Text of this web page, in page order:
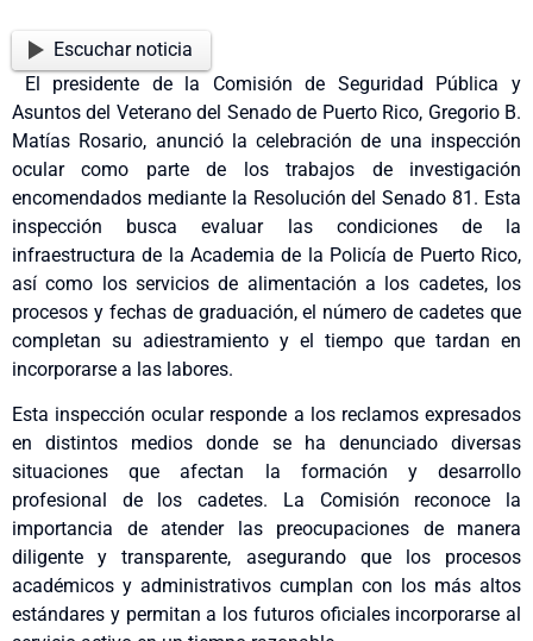
Escuchar noticia
El presidente de la Comisión de Seguridad Pública y
Asuntos del Veterano del Senado de Puerto Rico, Gregorio B.
Matías Rosario, anunció la celebración de una inspección
ocular como parte de los trabajos de investigación
encomendados mediante la Resolución del Senado 81. Esta
inspección busca evaluar las condiciones de la
infraestructura de la Academia de la Policía de Puerto Rico,
así como los servicios de alimentación a los cadetes, los
procesos y fechas de graduación, el número de cadetes que
completan su adiestramiento y el tiempo que tardan en
incorporarse a las labores.
Esta inspección ocular responde a los reclamos expresados
en distintos medios donde se ha denunciado diversas
situaciones que afectan la formación y desarrollo
profesional de los cadetes. La Comisión reconoce la
importancia de atender las preocupaciones de manera
diligente y transparente, asegurando que los procesos
académicos y administrativos cumplan con los más altos
estándares y permitan a los futuros oficiales incorporarse al